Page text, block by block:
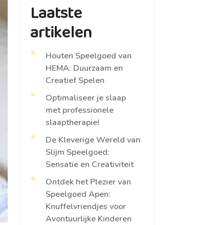
Laatste
artikelen
Houten Speelgoed van
HEMA: Duurzaam en
Creatief Spelen
Optimaliseer je slaap
met professionele
slaaptherapie!
De Kleverige Wereld van
Slijm Speelgoed:
Sensatie en Creativiteit
Ontdek het Plezier van
Speelgoed Apen:
Knuffelvriendjes voor
Avontuurlijke Kinderen